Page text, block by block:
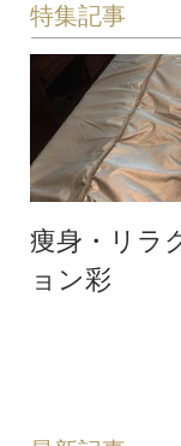
特集記事
痩身・リラ
ョン彩